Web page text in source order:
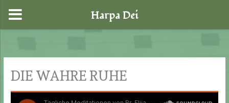
springen
DIE WAHRE RUHE
Harpa Dei